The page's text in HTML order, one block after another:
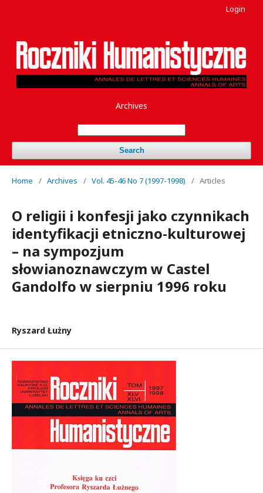
Archives
Search
Login
Home / Archives / Vol. 45-46 No 7 (1997-1998) / Articles
O religii i konfesji jako czynnikach
identyfikacji etniczno-kulturowej
– na sympozjum
słowianoznawczym w Castel
Gandolfo w sierpniu 1996 roku
Ryszard Łużny